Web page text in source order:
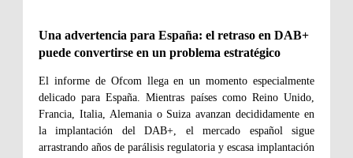
Una advertencia para España: el retraso en DAB+
puede convertirse en un problema estratégico
El informe de Ofcom llega en un momento especialmente
delicado para España. Mientras países como Reino Unido,
Francia, Italia, Alemania o Suiza avanzan decididamente en
la implantación del DAB+, el mercado español sigue
arrastrando años de parálisis regulatoria y escasa implantación